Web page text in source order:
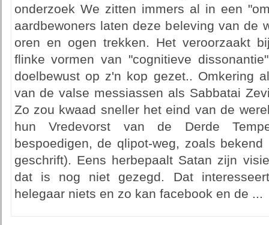
onderzoek We zitten immers al in een
aardbewoners laten deze beleving van de
oren en ogen trekken. Het veroorzaakt
flinke vormen van "cognitieve
doelbewust op z'n kop gezet.. Omkering
van de valse messiassen als Sabbatai
Zo zou kwaad sneller het eind van de
hun Vredevorst van de Derde
bespoedigen, de qlipot-weg, zoals
geschrift). Eens herbepaalt Satan zijn
dat is nog niet gezegd. Dat
helegaar niets en zo kan facebook en de ...